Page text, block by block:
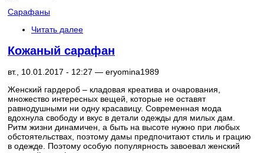
Сарафаны
Читать далее
Кожаный сарафан
вт., 10.01.2017 - 12:27 — eryomina1989
Женский гардероб – кладовая креатива и очарования,
множество интересных вещей, которые не оставят
равнодушными ни одну красавицу. Современная мода
вдохнула свободу и вкус в детали одежды для милых дам.
Ритм жизни динамичен, а быть на высоте нужно при любых
обстоятельствах, поэтому дамы предпочитают стиль и грацию
в одежде. Поэтому особую популярность завоевал женский